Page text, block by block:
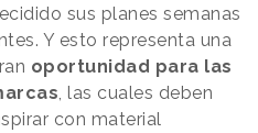
sus planes semanas
Y esto representa una
oportunidad para las
, las cuales deben
con material